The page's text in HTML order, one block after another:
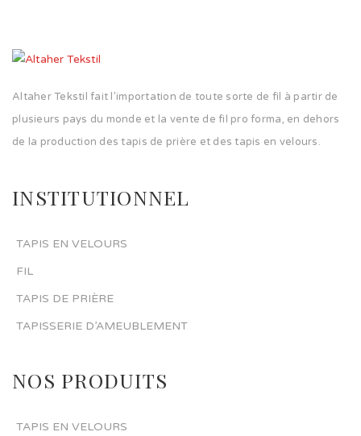
Altaher Tekstil fait l’importation de toute sorte de fil à partir de
plusieurs pays du monde et la vente de fil pro forma, en dehors
de la production des tapis de prière et des tapis en velours.
INSTITUTIONNEL
TAPIS EN VELOURS
FIL
TAPIS DE PRIÈRE
TAPISSERIE D’AMEUBLEMENT
NOS PRODUITS
TAPIS EN VELOURS